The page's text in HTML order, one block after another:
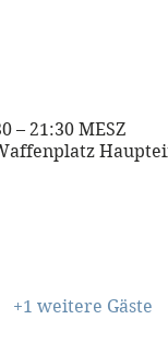
– 21:30 MESZ
+1 weitere Gäste